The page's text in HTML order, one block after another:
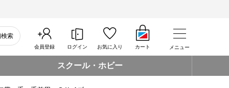
索
会員登録 ログイン お気に入り カート メニュー
スクール・ホビー